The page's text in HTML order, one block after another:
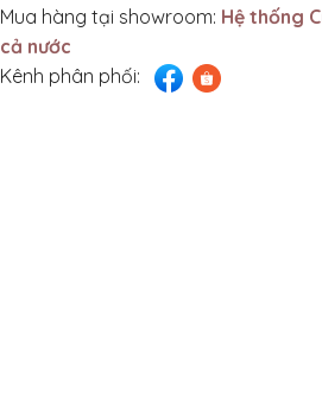
Mua hàng tại showroom: Hệ thống
cả nước
Kênh phân phối: